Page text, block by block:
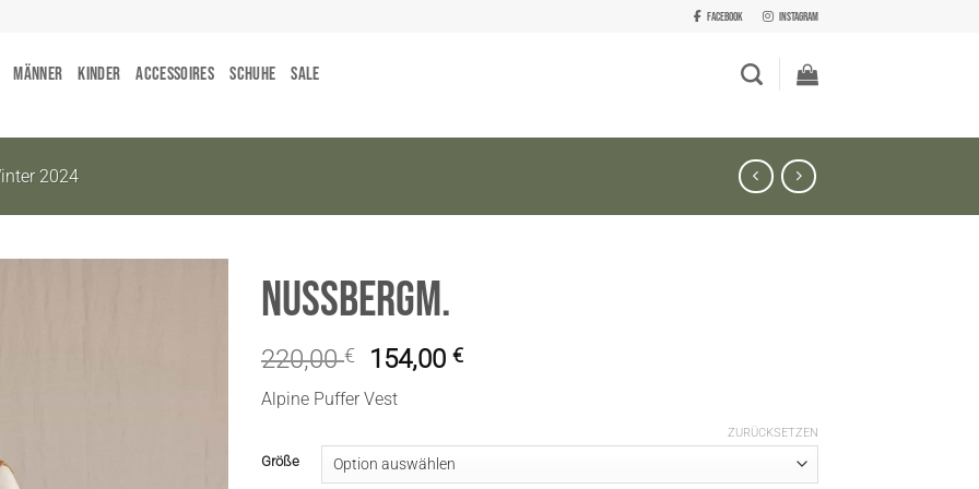
Facebook Instagram
Männer Kinder Accessoires Schuhe Sale
2024
NussbergM.
220,00€ 154,00€
Alpine Puffer Vest
Größe
ZURÜCKSETZEN